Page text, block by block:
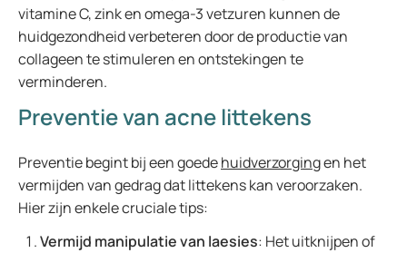
vitamine C, zink en omega-3 vetzuren kunnen de
huidgezondheid verbeteren door de productie van
collageen te stimuleren en ontstekingen te
verminderen.
Preventie van acne littekens
Preventie begint bij een goedehuidverzorgingen het
vermijden van gedrag dat littekens kan veroorzaken.
Hier zijn enkele cruciale tips:
Vermijd manipulatie van laesies: Het uitknijpen of